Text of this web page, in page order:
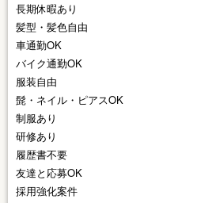
長期休暇あり
髪型・髪色自由
車通勤OK
バイク通勤OK
服装自由
髭・ネイル・ピアスOK
制服あり
研修あり
履歴書不要
友達と応募OK
採用強化案件